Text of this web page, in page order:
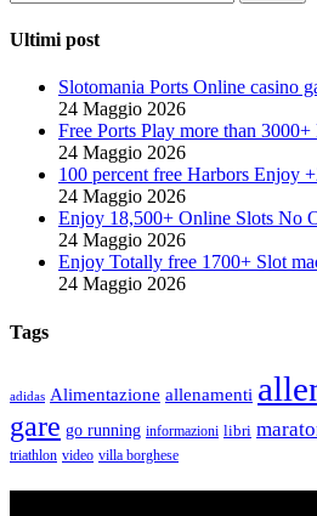
Ultimi post
Slotomania Ports Online casino
24 Maggio 2026
Free Ports Play more than
24 Maggio 2026
100 percent free Harbors Enjoy
24 Maggio 2026
Enjoy 18,500+ Online Slots No
24 Maggio 2026
Enjoy Totally free 1700+ Slot
24 Maggio 2026
Tags
adidas Alimentazione allenamenti
gare go running informazioni libri
triathlon video villa borghese